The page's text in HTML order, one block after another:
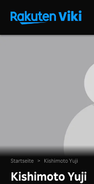
Startseite > Kishimoto Yuji
Kishimoto Yuji